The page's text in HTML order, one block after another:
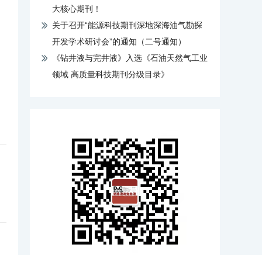
大核心期刊！
关于召开“能源科技期刊深地深海油气勘探
开发学术研讨会”的通知（二号通知）
《钻井液与完井液》入选《石油天然气工业
领域 高质量科技期刊分级目录》